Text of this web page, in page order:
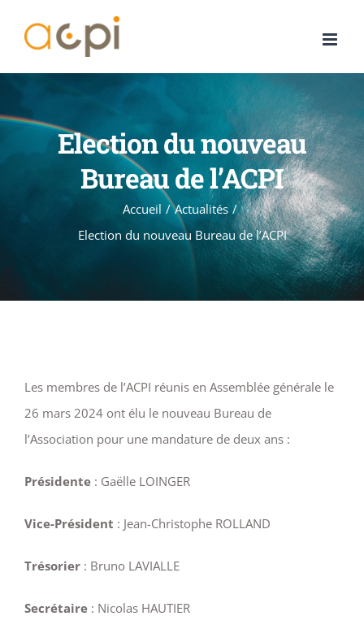
Election du nouveau
Bureau de l’ACPI
Accueil
Actualités
Election du nouveau Bureau de l’ACPI
Les membres de l’ACPI réunis en Assemblée générale le
26 mars 2024 ont élu le nouveau Bureau de
l’Association pour une mandature de deux ans :
Présidente : Gaëlle LOINGER
Vice-Président : Jean-Christophe ROLLAND
Trésorier : Bruno LAVIALLE
Secrétaire : Nicolas HAUTIER